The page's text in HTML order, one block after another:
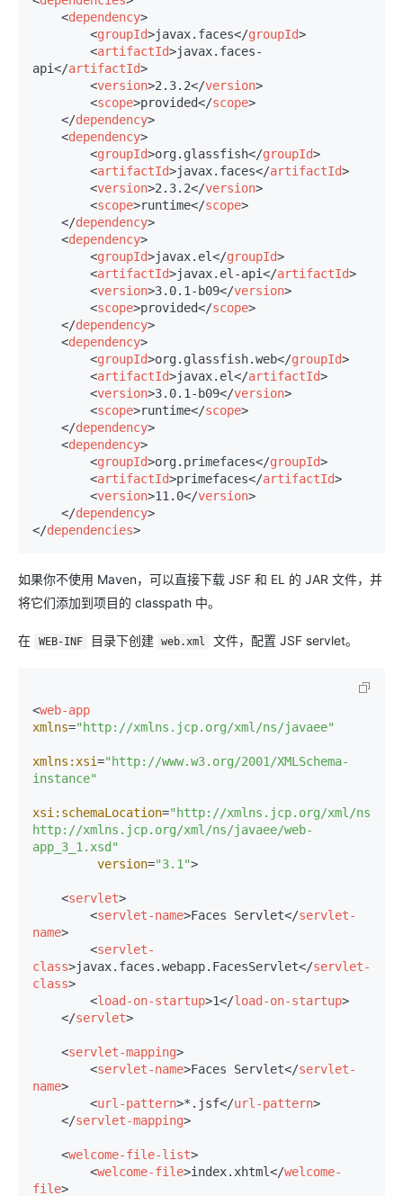
<dependency>
<groupId>javax.faces</groupId>
<artifactId>javax.faces-
api</artifactId>
<version>2.3.2</version>
<scope>provided</scope>
</dependency>
<dependency>
<groupId>org.glassfish</groupId>
<artifactId>javax.faces</artifactId>
<version>2.3.2</version>
<scope>runtime</scope>
</dependency>
<dependency>
<groupId>javax.el</groupId>
<artifactId>javax.el-api</artifactId>
<version>3.0.1-b09</version>
<scope>provided</scope>
</dependency>
<dependency>
<groupId>org.glassfish.web</groupId>
<artifactId>javax.el</artifactId>
<version>3.0.1-b09</version>
<scope>runtime</scope>
</dependency>
<dependency>
<groupId>org.primefaces</groupId>
<artifactId>primefaces</artifactId>
<version>11.0</version>
</dependency>
</dependencies>
如果你不使用 Maven，可以直接下载 JSF 和 EL 的 JAR 文件，并
将它们添加到项目的 classpath 中。
在 WEB-INF 目录下创建 web.xml 文件，配置 JSF servlet。
<web-app
xmlns="http://xmlns.jcp.org/xml/ns/javaee"
xmlns:xsi="http://www.w3.org/2001/XMLSchema-
instance"
xsi:schemaLocation="http://xmlns.jcp.org/xml/ns/
http://xmlns.jcp.org/xml/ns/javaee/web-
app_3_1.xsd"
version="3.1">
<servlet>
<servlet-name>Faces Servlet</servlet-
name>
<servlet-
class>javax.faces.webapp.FacesServlet</servlet-
class>
<load-on-startup>1</load-on-startup>
</servlet>
<servlet-mapping>
<servlet-name>Faces Servlet</servlet-
name>
<url-pattern>*.jsf</url-pattern>
</servlet-mapping>
<welcome-file-list>
<welcome-file>index.xhtml</welcome-
file>